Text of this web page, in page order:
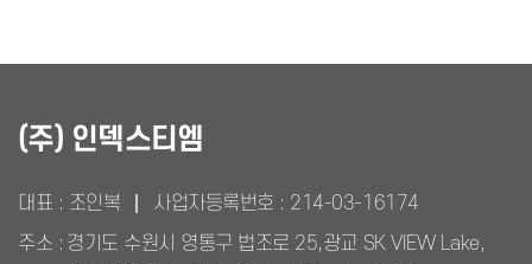
(주) 인덱스티엠
대표 : 조인복 사업자등록번호 : 214-03-16174
주소 : 경기도 수원시 영통구 법조로 25,광교 SK VIEW Lake,